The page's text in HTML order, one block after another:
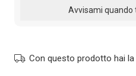
Con questo prodotto hai la